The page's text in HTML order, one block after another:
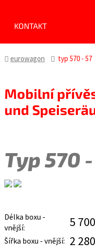
KONTAKT
eurowagon typ 570 - 57
Mobilní
und
Typ 570
Délka boxu -
vnější:
5 700
Šířka boxu - vnější: 2 280